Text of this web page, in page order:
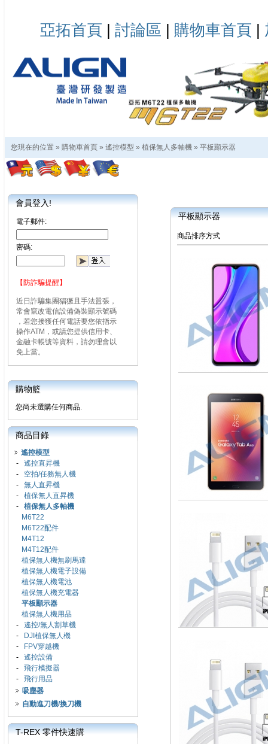
亞拓首頁 | 討論區 | 購物車首頁 |
您現在的位置 » 購物車首頁 » 遙控模型 » 植保無人多軸機 » 平板顯示器
會員登入!
電子郵件:
密碼:
【防詐騙提醒】
近日詐騙集團猖獗且手法囂張，
常會竄改電信設備偽裝顯示號碼
，若您接獲任何電話要您依指示
操作ATM，或請您提供信用卡、
金融卡帳號等資料，請勿理會以
免上當。
購物籃
您尚未選購任何商品.
商品目錄
遙控模型
- 遙控直昇機
- 空拍/任務無人機
- 無人直昇機
- 植保無人直昇機
- 植保無人多軸機
M6T22
M6T22配件
M4T12
M4T12配件
植保無人機無刷馬達
植保無人機電子設備
植保無人機電池
植保無人機充電器
平板顯示器
植保無人機用品
- 遙控/無人割草機
-
DJI植保無人機
-
FPV穿越機
- 遙控設備
- 飛行模擬器
- 飛行用品
吸塵器
自動進刀機/換刀機
T-REX 零件快速購
平板顯示器
商品排序方式